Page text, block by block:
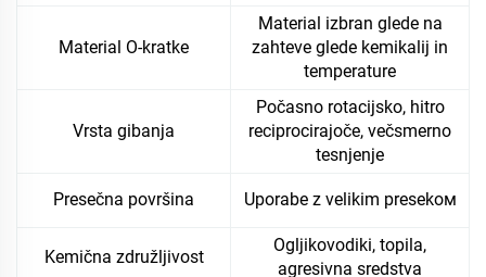
Material O-kratke
Material izbran glede na
zahteve glede kemikalij in
temperature
Vrsta gibanja
Počasno rotacijsko, hitro
reciprocirajoče, večsmerno
tesnjenje
Presečna površina Uporabe z velikim presekом
Kemična združljivost
Ogljikovodiki, topila,
agresivna sredstva